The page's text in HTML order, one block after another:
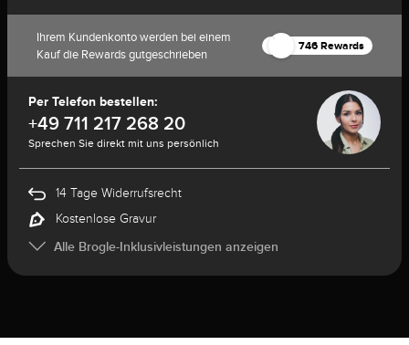
Ihrem Kundenkonto werden bei einem
Kauf die Rewards gutgeschrieben
746 Rewards
Per Telefon bestellen:
+49 711 217 268 20
Sprechen Sie direkt mit uns persönlich
14 Tage Widerrufsrecht
Kostenlose Gravur
Alle Brogle-Inklusivleistungen anzeigen